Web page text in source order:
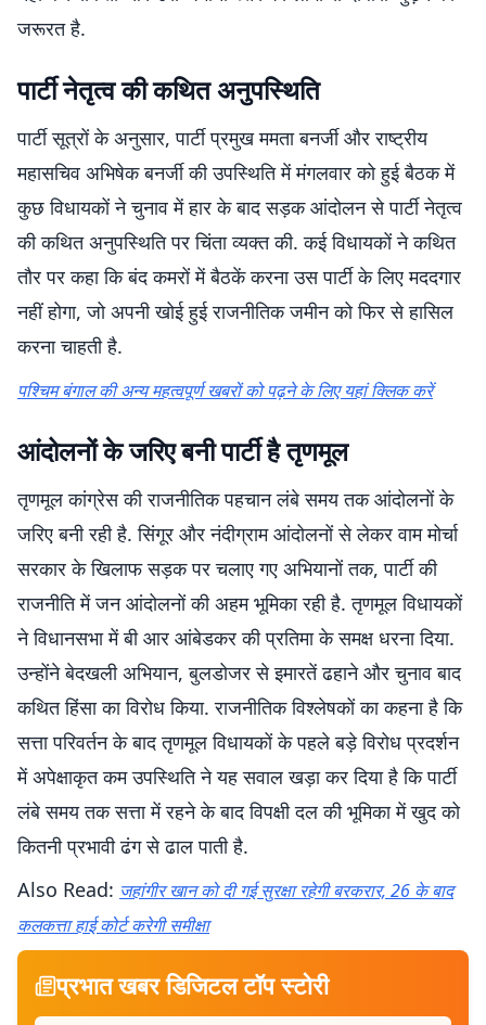
जरूरत है.
पार्टी नेतृत्व की कथित अनुपस्थिति
पार्टी सूत्रों के अनुसार, पार्टी प्रमुख ममता बनर्जी और राष्ट्रीय
महासचिव अभिषेक बनर्जी की उपस्थिति में मंगलवार को हुई बैठक में
कुछ विधायकों ने चुनाव में हार के बाद सड़क आंदोलन से पार्टी नेतृत्व
की कथित अनुपस्थिति पर चिंता व्यक्त की. कई विधायकों ने कथित
तौर पर कहा कि बंद कमरों में बैठकें करना उस पार्टी के लिए मददगार
नहीं होगा, जो अपनी खोई हुई राजनीतिक जमीन को फिर से हासिल
करना चाहती है.
पश्चिम बंगाल की अन्य महत्वपूर्ण खबरों को पढ़ने के लिए यहां क्लिक करें
आंदोलनों के जरिए बनी पार्टी है तृणमूल
तृणमूल कांग्रेस की राजनीतिक पहचान लंबे समय तक आंदोलनों के
जरिए बनी रही है. सिंगूर और नंदीग्राम आंदोलनों से लेकर वाम मोर्चा
सरकार के खिलाफ सड़क पर चलाए गए अभियानों तक, पार्टी की
राजनीति में जन आंदोलनों की अहम भूमिका रही है. तृणमूल विधायकों
ने विधानसभा में बी आर आंबेडकर की प्रतिमा के समक्ष धरना दिया.
उन्होंने बेदखली अभियान, बुलडोजर से इमारतें ढहाने और चुनाव बाद
कथित हिंसा का विरोध किया. राजनीतिक विश्लेषकों का कहना है कि
सत्ता परिवर्तन के बाद तृणमूल विधायकों के पहले बड़े विरोध प्रदर्शन
में अपेक्षाकृत कम उपस्थिति ने यह सवाल खड़ा कर दिया है कि पार्टी
लंबे समय तक सत्ता में रहने के बाद विपक्षी दल की भूमिका में खुद को
कितनी प्रभावी ढंग से ढाल पाती है.
Also Read: जहांगीर खान को दी गई सुरक्षा रहेगी बरकरार, 26 के बाद
कलकत्ता हाई कोर्ट करेगी समीक्षा
प्रभात खबर डिजिटल टॉप स्टोरी